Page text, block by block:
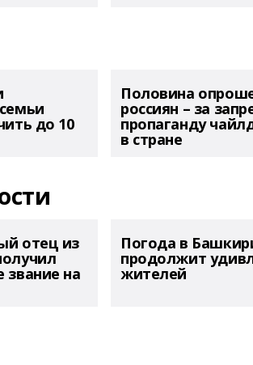
до 10
Половина
россиян – за
пропаганду
в стране
отец из
звание на
Погода в
продолжит
жителей